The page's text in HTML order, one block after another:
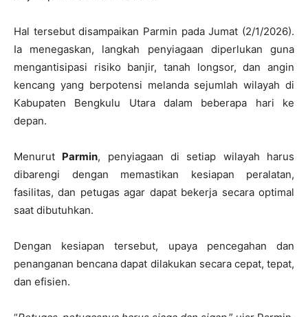
Hal tersebut disampaikan Parmin pada Jumat (2/1/2026).
Ia menegaskan, langkah penyiagaan diperlukan guna
mengantisipasi risiko banjir, tanah longsor, dan angin
kencang yang berpotensi melanda sejumlah wilayah di
Kabupaten Bengkulu Utara dalam beberapa hari ke
depan.
Menurut Parmin, penyiagaan di setiap wilayah harus
dibarengi dengan memastikan kesiapan peralatan,
fasilitas, dan petugas agar dapat bekerja secara optimal
saat dibutuhkan.
Dengan kesiapan tersebut, upaya pencegahan dan
penanganan bencana dapat dilakukan secara cepat, tepat,
dan efisien.